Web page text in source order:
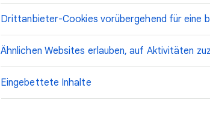
Drittanbieter-Cookies vorübergehend für eine
Ähnlichen Websites erlauben, auf Aktivitäten
Eingebettete Inhalte